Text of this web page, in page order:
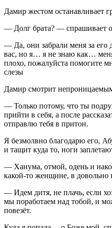
Дамир жестом останавливает
— Долг брата? — спрашивает
— Да, они забрали меня за его
вас, но я… я не знаю как…
плохо, пожалуйста помогите
слезы
Дамир смотрит
— Только потому, что ты
прийти в себя, а после
отправлю тебя в притон.
Я безмолвно благодарю его,
и тащит куда то, ноги
— Ханума, отмой, одень и
какой-то женщине, в довольно
— Идем дитя, не плачь, если
мы поработаем над тобой, и
повезёт.